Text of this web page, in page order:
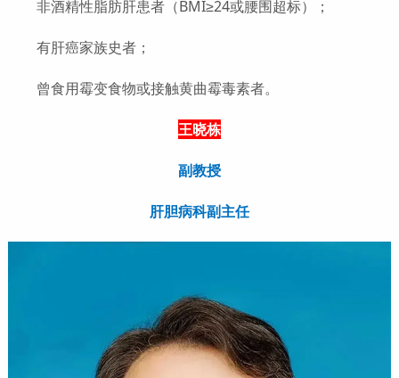
非酒精性脂肪肝患者（BMI≥24或腰围超标）；
有肝癌家族史者；
曾食用霉变食物或接触黄曲霉毒素者。
王晓栋
副教授
肝胆病科副主任